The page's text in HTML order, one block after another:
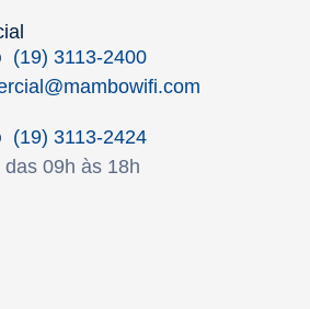
(19) 3113-2400
(19) 3113-2424
09h às 18h